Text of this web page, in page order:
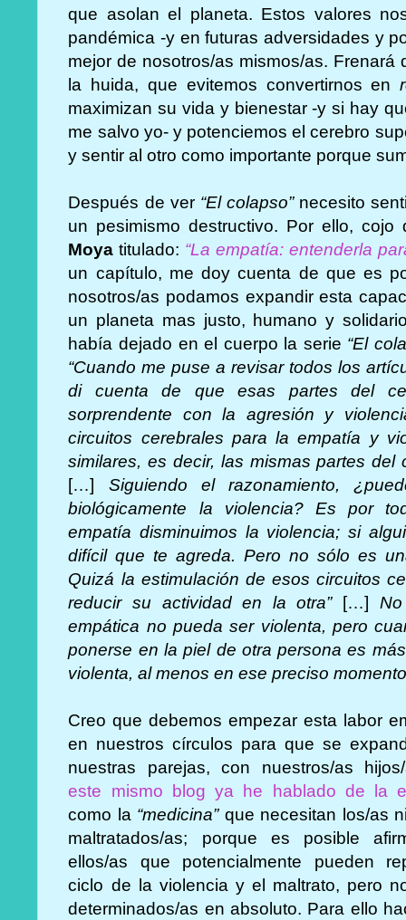
que asolan el planeta. Estos valores
pandémica -y en futuras adversidades y
mejor de nosotros/as mismos/as.
la huida, que evitemos convertirnos en
maximizan su vida y bienestar -y si hay
me salvo yo- y potenciemos el cerebro
y sentir al otro como importante porque
Después de ver “El colapso”necesito
un pesimismo destructivo. Por ello,
Moya titulado: “La empatía: entenderla
un capítulo, me doy cuenta de que es
nosotros/as podamos expandir esta
un planeta mas justo, humano y
había dejado en el cuerpo la serie “El
“Cuando me puse a revisar todos los
di cuenta de que esas partes del
sorprendente con la agresión y
circuitos cerebrales para la empatía y
similares, es decir, las mismas partes del
[…]
Siguiendo el razonamiento,
biológicamente la violencia? Es por
empatía disminuimos la violencia; si
difícil que te agreda. Pero no sólo es
Quizá la estimulación de esos circuitos
reducir su actividad en la otra”
[…]
empática no pueda ser violenta, pero
ponerse en la piel de otra persona es
violenta, al menos en ese preciso
Creo que debemos empezar esta labor
en nuestros círculos para que se
nuestras parejas, con nuestros/as
este mismo blog ya he hablado de la
como la “medicina”que necesitan los/as
maltratados/as; porque es posible
ellos/as que potencialmente pueden
ciclo de la violencia y el maltrato, pero
determinados/as en absoluto. Para ello